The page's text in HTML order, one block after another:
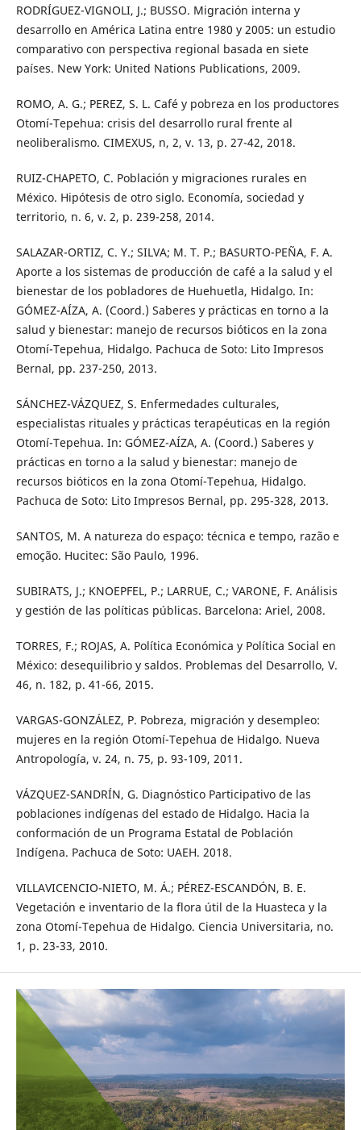
RODRÍGUEZ-VIGNOLI, J.; BUSSO. Migración interna y
desarrollo en América Latina entre 1980 y 2005: un estudio
comparativo con perspectiva regional basada en siete
países. New York: United Nations Publications, 2009.
ROMO, A. G.; PEREZ, S. L. Café y pobreza en los productores
Otomí-Tepehua: crisis del desarrollo rural frente al
neoliberalismo. CIMEXUS, n, 2, v. 13, p. 27-42, 2018.
RUIZ-CHAPETO, C. Población y migraciones rurales en
México. Hipótesis de otro siglo. Economía, sociedad y
territorio, n. 6, v. 2, p. 239-258, 2014.
SALAZAR-ORTIZ, C. Y.; SILVA; M. T. P.; BASURTO-PEÑA, F. A.
Aporte a los sistemas de producción de café a la salud y el
bienestar de los pobladores de Huehuetla, Hidalgo. In:
GÓMEZ-AÍZA, A. (Coord.) Saberes y prácticas en torno a la
salud y bienestar: manejo de recursos bióticos en la zona
Otomí-Tepehua, Hidalgo. Pachuca de Soto: Lito Impresos
Bernal, pp. 237-250, 2013.
SÁNCHEZ-VÁZQUEZ, S. Enfermedades culturales,
especialistas rituales y prácticas terapéuticas en la región
Otomí-Tepehua. In: GÓMEZ-AÍZA, A. (Coord.) Saberes y
prácticas en torno a la salud y bienestar: manejo de
recursos bióticos en la zona Otomí-Tepehua, Hidalgo.
Pachuca de Soto: Lito Impresos Bernal, pp. 295-328, 2013.
SANTOS, M. A natureza do espaço: técnica e tempo, razão e
emoção. Hucitec: São Paulo, 1996.
SUBIRATS, J.; KNOEPFEL, P.; LARRUE, C.; VARONE, F. Análisis
y gestión de las políticas públicas. Barcelona: Ariel, 2008.
TORRES, F.; ROJAS, A. Política Económica y Política Social en
México: desequilibrio y saldos. Problemas del Desarrollo, V.
46, n. 182, p. 41-66, 2015.
VARGAS-GONZÁLEZ, P. Pobreza, migración y desempleo:
mujeres en la región Otomí-Tepehua de Hidalgo. Nueva
Antropología, v. 24, n. 75, p. 93-109, 2011.
VÁZQUEZ-SANDRÍN, G. Diagnóstico Participativo de las
poblaciones indígenas del estado de Hidalgo. Hacia la
conformación de un Programa Estatal de Población
Indígena. Pachuca de Soto: UAEH. 2018.
VILLAVICENCIO-NIETO, M. Á.; PÉREZ-ESCANDÓN, B. E.
Vegetación e inventario de la flora útil de la Huasteca y la
zona Otomí-Tepehua de Hidalgo. Ciencia Universitaria, no.
1, p. 23-33, 2010.